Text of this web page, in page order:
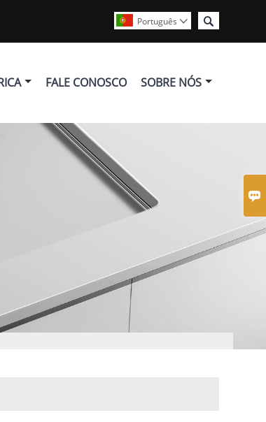


Português 
FALE CONOSCO SOBRE NÓS